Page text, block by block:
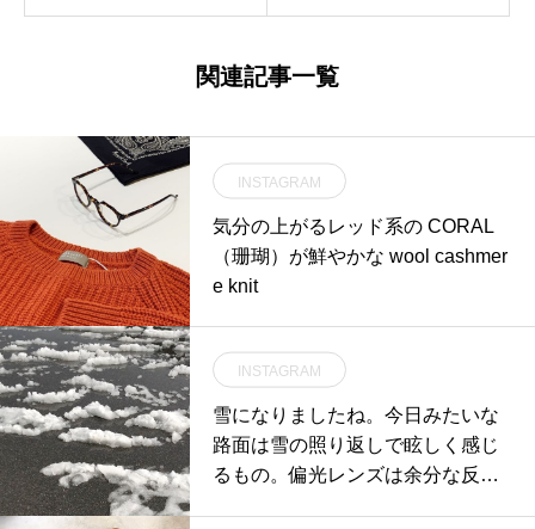
関連記事一覧
INSTAGRAM
気分の上がるレッド系の CORAL
（珊瑚）が鮮やかな wool cashmer
e knit
INSTAGRAM
雪になりましたね。今日みたいな
路面は雪の照り返しで眩しく感じ
るもの。偏光レンズは余分な反射